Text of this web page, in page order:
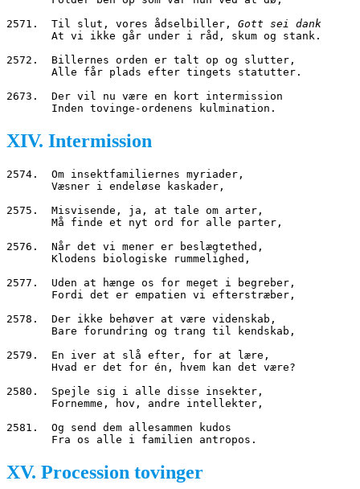
2571.  Til slut, vores ådselbiller, Gott sei dank
       At vi ikke går under i råd, skum og stank.
2572.  Billernes orden er talt op og slutter,
       Alle får plads efter tingets statutter.
2673.  Der vil nu være en kort intermission
       Inden tovinge
-ordenens kulmination.
XIV. Intermission
2574.  Om insektfamiliernes myriader,
       Væsner i endeløse kaskader,
2575.  Misvisende, ja, at tale om arter,
       Må finde et nyt ord for alle parter,
2576.  Når det vi mener er beslægtethed,
       Klodens biologiske rummelighed,
2577.  Uden at hænge os for meget i begreber,
       Fordi det er empatien vi efterstræber,
2578.  Der ikke behøver at være videnskab,
       Bare forundring og trang til kendskab,
2579.  En iver at slå efter, for at lære,
       Hvad er det for én, hvem kan det være?
2580.  Spejle sig i alle disse insekter,
       Fornemme, hov, andre intellekter,
2581.  Og send dem allesammen kudos
       Fra os alle i familien antropos.
XV. Procession tovinger